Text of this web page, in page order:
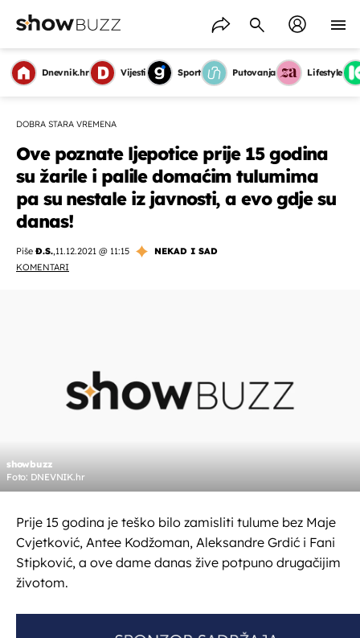
Dnevnik.hr Vijesti Sport Putovanja Lifestyle
DOBRA STARA VREMENA
Ove poznate ljepotice prije 15 godina
su žarile i palile domaćim tulumima
pa su nestale iz javnosti, a evo gdje su
danas!
Piše Đ.S.,11.12.2021 @ 11:15
NEKAD I SAD
KOMENTARI
showbuzz
Foto: DNEVNIK.hr
Prije 15 godina je teško bilo zamisliti tulume bez Maje
Cvjetković, Antee Kodžoman, Aleksandre Grdić i Fani
Stipković, a ove dame danas žive potpuno drugačijim
životom.